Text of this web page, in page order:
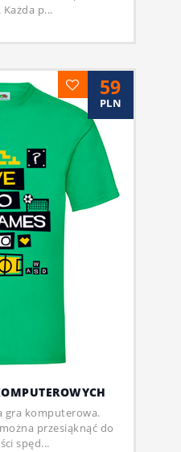
p...
59
PLN
gra komputerowa.
przesiąknąć do
spęd...